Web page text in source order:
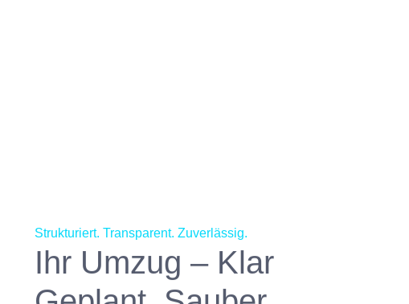
Strukturiert. Transparent. Zuverlässig.
Ihr Umzug – Klar